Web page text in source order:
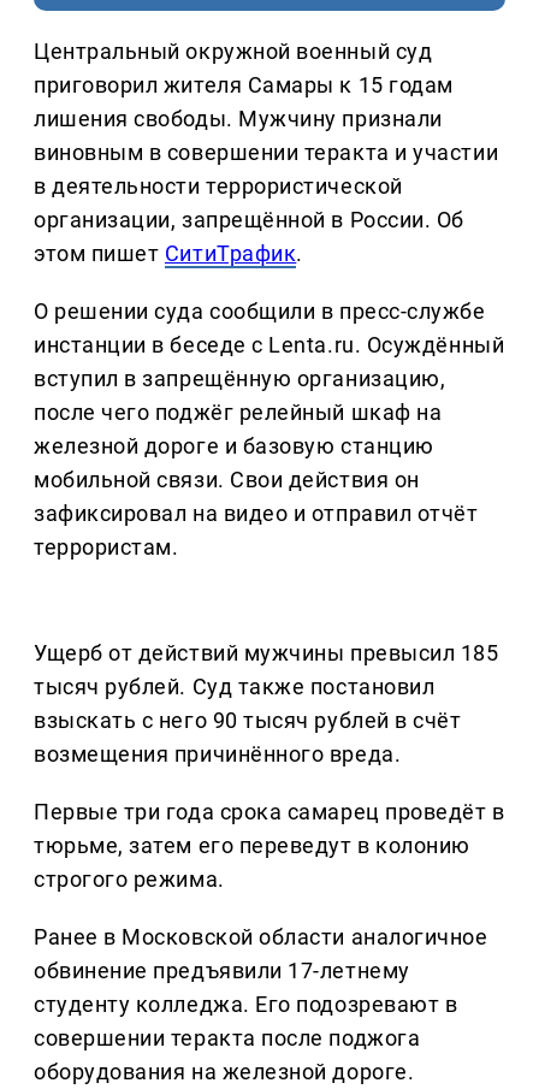
Центральный окружной военный суд
приговорил жителя Самары к 15 годам
лишения свободы. Мужчину признали
виновным в совершении теракта и участии
в деятельности террористической
организации, запрещённой в России. Об
этом пишет СитиТрафик.
О решении суда сообщили в пресс-службе
инстанции в беседе с Lenta.ru. Осуждённый
вступил в запрещённую организацию,
после чего поджёг релейный шкаф на
железной дороге и базовую станцию
мобильной связи. Свои действия он
зафиксировал на видео и отправил отчёт
террористам.
Ущерб от действий мужчины превысил 185
тысяч рублей. Суд также постановил
взыскать с него 90 тысяч рублей в счёт
возмещения причинённого вреда.
Первые три года срока самарец проведёт в
тюрьме, затем его переведут в колонию
строгого режима.
Ранее в Московской области аналогичное
обвинение предъявили 17-летнему
студенту колледжа. Его подозревают в
совершении теракта после поджога
оборудования на железной дороге.